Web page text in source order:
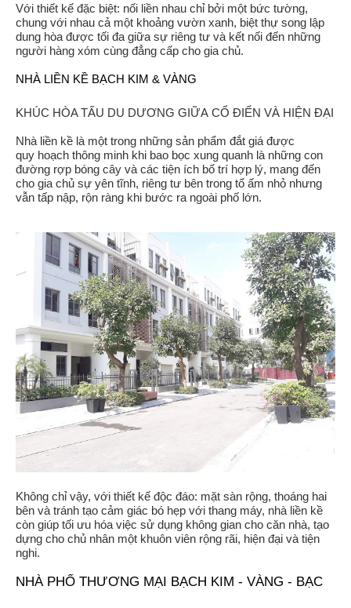
Với thiết kế đặc biệt: nối liền nhau chỉ bởi một bức tường,
chung với nhau cả một khoảng vườn xanh, biệt thự song lập
dung hòa được tối đa giữa sự riêng tư và kết nối đến những
người hàng xóm cùng đẳng cấp cho gia chủ.
NHÀ LIỀN KỀ BẠCH KIM & VÀNG
KHÚC HÒA TẤU DU DƯƠNG GIỮA CỔ ĐIỂN VÀ HIỆN ĐẠI
Nhà liền kề là một trong những sản phẩm đắt giá được
quy hoạch thông minh khi bao bọc xung quanh là những con
đường rợp bóng cây và các tiện ích bố trí hợp lý, mang đến
cho gia chủ sự yên tĩnh, riêng tư bên trong tổ ấm nhỏ nhưng
vẫn tấp nập, rộn ràng khi bước ra ngoài phố lớn.
Không chỉ vậy, với thiết kế độc đáo: mặt sàn rộng, thoáng hai
bên và tránh tạo cảm giác bó hẹp với thang máy, nhà liền kề
còn giúp tối ưu hóa việc sử dụng không gian cho căn nhà, tạo
dựng cho chủ nhân một khuôn viên rộng rãi, hiện đại và tiện
nghi.
NHÀ PHỐ THƯƠNG MẠI BẠCH KIM - VÀNG - BẠC